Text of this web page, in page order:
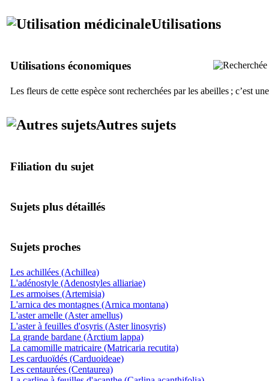
Utilisations
Utilisations économiques
Les fleurs de cette espèce sont recherchées par les abeilles ; c’est
Autres sujets
Filiation du sujet
Sujets plus détaillés
Sujets proches
Les achillées (Achillea)
L'adénostyle (Adenostyles alliariae)
Les armoises (Artemisia)
L'arnica des montagnes (Arnica montana)
L'aster amelle (Aster amellus)
L'aster à feuilles d'osyris (Aster linosyris)
La grande bardane (Arctium lappa)
La camomille matricaire (Matricaria recutita)
Les carduoïdés (Carduoideae)
Les centaurées (Centaurea)